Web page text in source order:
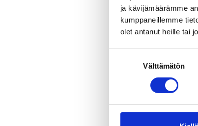
ja kävijämäärämme
kumppaneillemme
olet antanut heille tai
Välttämätön